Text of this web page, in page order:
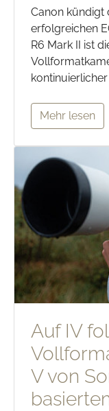
Canon kündigt
erfolgreichen
R6 Mark II ist
Mehr lesen
Auf IV
V von